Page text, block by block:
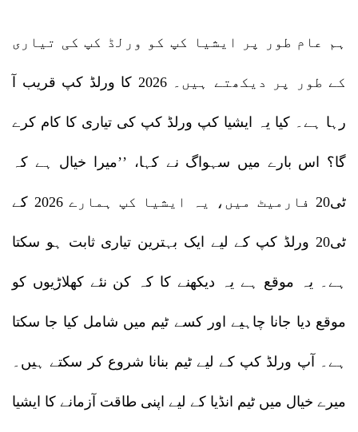
ہم عام طور پر ایشیا کپ کو ورلڈ کپ کی تیاری
کے طور پر دیکھتے ہیں۔ 2026 کا ورلڈ کپ قریب آ
رہا ہے۔ کیا یہ ایشیا کپ ورلڈ کپ کی تیاری کا کام کرے
گا؟ اس بارے میں سہواگ نے کہا، ’’میرا خیال ہے کہ
ٹی20 فارمیٹ میں، یہ ایشیا کپ ہمارے 2026 کے
ٹی20 ورلڈ کپ کے لیے ایک بہترین تیاری ثابت ہو سکتا
ہے۔ یہ موقع ہے یہ دیکھنے کا کہ کن نئے کھلاڑیوں کو
موقع دیا جانا چاہیے اور کسے ٹیم میں شامل کیا جا سکتا
ہے۔ آپ ورلڈ کپ کے لیے ٹیم بنانا شروع کر سکتے ہیں۔
میرے خیال میں ٹیم انڈیا کے لیے اپنی طاقت آزمانے کا ایشیا